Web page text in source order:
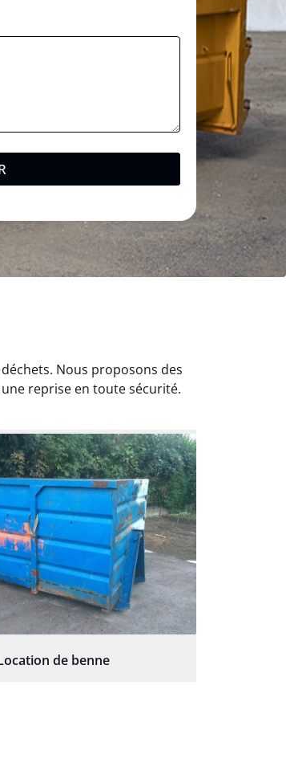
Nous proposons des
reprise en toute sécurité.
de benne